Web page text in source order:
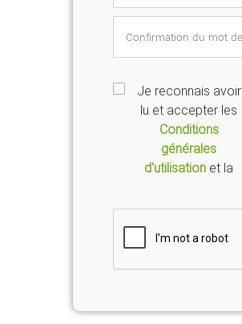
Je reconnais avoir
lu et accepter les
Conditions
générales
d'utilisation et la